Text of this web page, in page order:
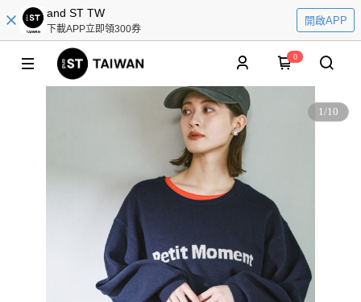
and ST TW
下載APP立即領300券
開啟APP
0
1/10